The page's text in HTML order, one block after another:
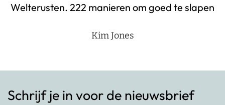
Welterusten. 222 manieren om goed te slapen
Kim Jones
Schrijf je in voor de nieuwsbrief